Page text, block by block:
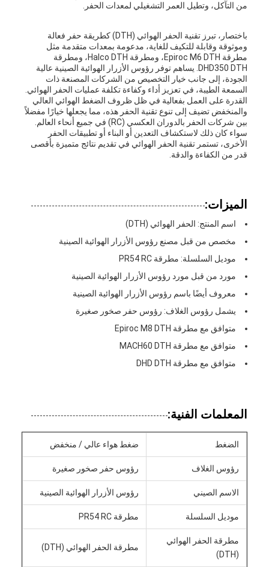
من التآكل، وتطيل العمر التشغيلي لمعدات الحفر.
باختصار، تبرز تقنية الحفر الهوائي (DTH) كطريقة حفر فعالة
وموثوقة وقابلة للتكيف للغاية، مدعومة بمعدات متقدمة مثل
مطرقة Epiroc M6 DTH، ومطرقة Halco DTH، ومطرقة
DHD350 DTH. يساهم توفر رؤوس الأزرار الهوائية الصينية عالية
الجودة، إلى جانب خيار التخصيص من الشركات المصنعة ذات
السمعة الطيبة، في تعزيز أداء وكفاءة تكلفة عمليات الحفر الهوائي.
القدرة على العمل بفعالية في ظل ظروف الضغط الهوائي العالي
والمنخفض تضيف إلى تنوع تقنية الحفر هذه، مما يجعلها خيارًا مفضلاً
بين شركات الحفر بالدوران العكسي (RC) في جميع أنحاء العالم.
سواء كان ذلك لاستكشاف التعدين أو البناء أو تطبيقات الحفر
الأخرى، تستمر تقنية الحفر الهوائي في تقديم نتائج متميزة بأقصى
قدر من الكفاءة والدقة.
الميزات:
اسم المنتج: الحفر الهوائي (DTH)
مخصص من قبل مصنع رؤوس الأزرار الهوائية الصينية
موديل السلسلة: مطرقة PR54 RC
مورد من قبل مورد رؤوس الأزرار الهوائية الصينية
معروف أيضًا باسم رؤوس الأزرار الهوائية الصينية
يشمل رؤوس الغلاف: رؤوس حفر صخور صغيرة
متوافق مع مطرقة Epiroc M8 DTH
متوافق مع مطرقة MACH60 DTH
متوافق مع مطرقة DHD DTH
المعلمات الفنية:
الضغط ضغط هواء عالي / منخفض
رؤوس الغلاف رؤوس حفر صخور صغيرة
الاسم الصيني رؤوس الأزرار الهوائية الصينية
موديل السلسلة مطرقة PR54 RC
مطرقة الحفر الهوائي
(DTH)
مطرقة الحفر الهوائي (DTH)